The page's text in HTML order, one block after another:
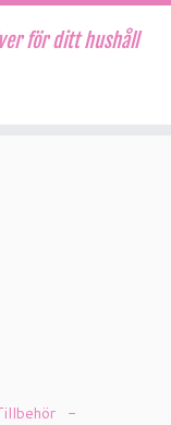
för ditt hushåll
-